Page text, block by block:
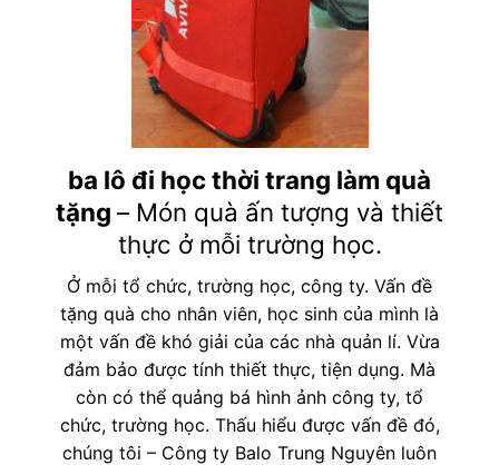
ba lô đi học thời trang làm quà
tặng – Món quà ấn tượng và thiết
thực ở mỗi trường học.
Ở mỗi tổ chức, trường học, công ty. Vấn đề
tặng quà cho nhân viên, học sinh của mình là
một vấn đề khó giải của các nhà quản lí. Vừa
đảm bảo được tính thiết thực, tiện dụng. Mà
còn có thể quảng bá hình ảnh công ty, tổ
chức, trường học. Thấu hiểu được vấn đề đó,
chúng tôi – Công ty Balo Trung Nguyên luôn